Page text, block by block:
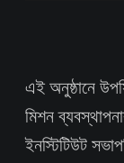
এই অনুষ্ঠানে
মিশন
ইনস্টিটিউট